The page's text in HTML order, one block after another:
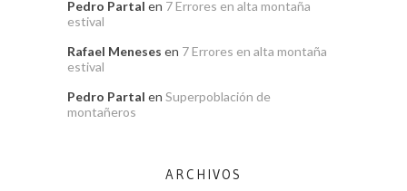
Pedro Partal en 7 Errores en alta montaña
estival
Rafael Meneses en 7 Errores en alta montaña
estival
Pedro Partal en Superpoblación de
montañeros
ARCHIVOS